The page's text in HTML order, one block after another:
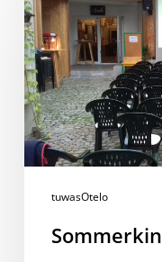
da
Gred
tuwasOtelo